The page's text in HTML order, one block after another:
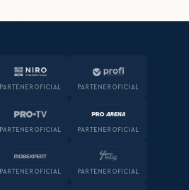
PARTENER OFICIAL PARTENER OFICIAL
PARTENER OFICIAL PARTENER OFICIAL
PARTENER OFICIAL PARTENER OFICIAL